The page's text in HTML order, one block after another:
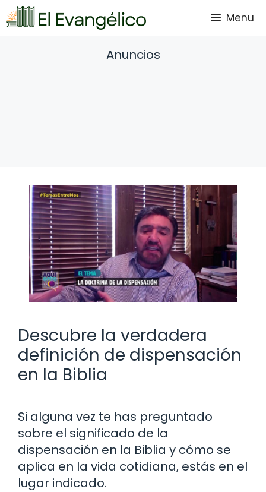
Saltar
al
Menu
Anuncios
Descubre la verdadera
definición de dispensación
en la Biblia
Si alguna vez te has preguntado
sobre el significado de la
dispensación en la Biblia y cómo se
aplica en la vida cotidiana, estás en el
lugar indicado.